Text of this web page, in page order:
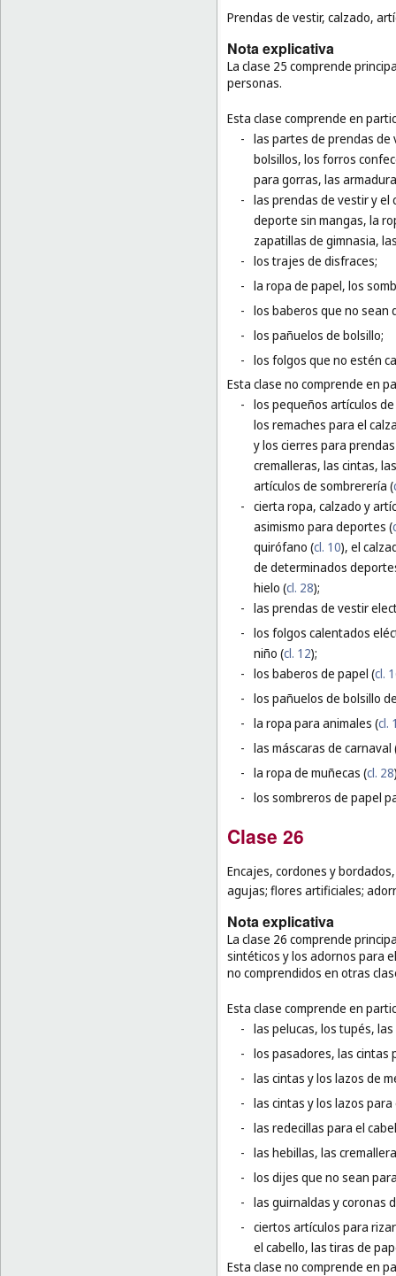
Prendas de vestir, calzado,
Nota explicativa
La clase 25 comprende
personas.
Esta clase comprende en
- las partes de prendas de
bolsillos, los forros
para gorras, las
- las prendas de vestir y el
deporte sin mangas, la
zapatillas de gimnasia,
- los trajes de disfraces;
- la ropa de papel, los
- los baberos que no sean
- los pañuelos de bolsillo;
- los folgos que no estén
Esta clase no comprende en
- los pequeños artículos
los remaches para el
y los cierres para
cremalleras, las cintas,
artículos de sombrerería (
- cierta ropa, calzado y
asimismo para deportes (
quirófano (cl. 10), el
de determinados
hielo (cl. 28);
- las prendas de vestir
- los folgos calentados
niño (cl. 12);
- los baberos de papel (cl.
- los pañuelos de bolsillo
- la ropa para animales (cl.
- las máscaras de carnaval
- la ropa de muñecas (cl. 28
- los sombreros de papel
Clase 26
Encajes, cordones y
agujas; flores artificiales;
Nota explicativa
La clase 26 comprende
sintéticos y los adornos para
no comprendidos en otras
Esta clase comprende en
- las pelucas, los tupés,
- los pasadores, las cintas
- las cintas y los lazos de
- las cintas y los lazos
- las redecillas para el
- las hebillas, las
- los dijes que no sean
- las guirnaldas y coronas
- ciertos artículos para
el cabello, las tiras de
Esta clase no comprende en